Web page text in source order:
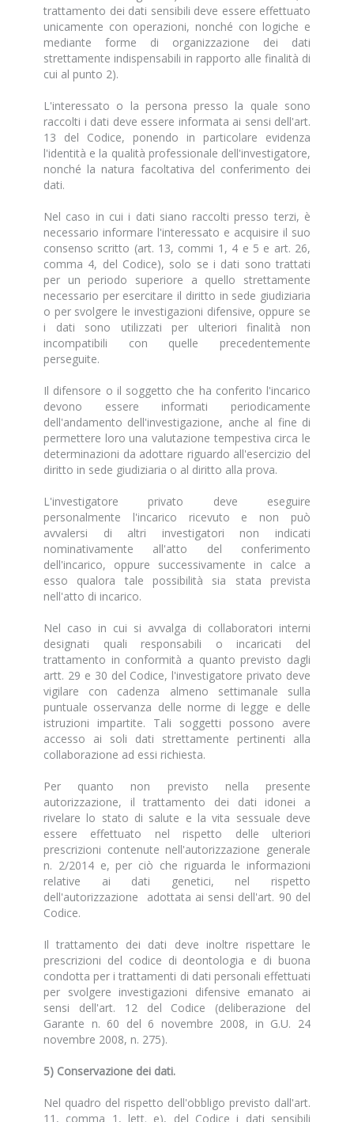
trattamento dei dati sensibili deve essere effettuato
unicamente con operazioni, nonché con logiche e
mediante forme di organizzazione dei dati
strettamente indispensabili in rapporto alle finalità di
cui al punto 2).
L'interessato o la persona presso la quale sono
raccolti i dati deve essere informata ai sensi dell'art.
13 del Codice, ponendo in particolare evidenza
l'identità e la qualità professionale dell'investigatore,
nonché la natura facoltativa del conferimento dei
dati.
Nel caso in cui i dati siano raccolti presso terzi, è
necessario informare l'interessato e acquisire il suo
consenso scritto (art. 13, commi 1, 4 e 5 e art. 26,
comma 4, del Codice), solo se i dati sono trattati
per un periodo superiore a quello strettamente
necessario per esercitare il diritto in sede giudiziaria
o per svolgere le investigazioni difensive, oppure se
i dati sono utilizzati per ulteriori finalità non
incompatibili con quelle precedentemente
perseguite.
Il difensore o il soggetto che ha conferito l'incarico
devono essere informati periodicamente
dell'andamento dell'investigazione, anche al fine di
permettere loro una valutazione tempestiva circa le
determinazioni da adottare riguardo all'esercizio del
diritto in sede giudiziaria o al diritto alla prova.
L'investigatore privato deve eseguire
personalmente l'incarico ricevuto e non può
avvalersi di altri investigatori non indicati
nominativamente all'atto del conferimento
dell'incarico, oppure successivamente in calce a
esso qualora tale possibilità sia stata prevista
nell'atto di incarico.
Nel caso in cui si avvalga di collaboratori interni
designati quali responsabili o incaricati del
trattamento in conformità a quanto previsto dagli
artt. 29 e 30 del Codice, l'investigatore privato deve
vigilare con cadenza almeno settimanale sulla
puntuale osservanza delle norme di legge e delle
istruzioni impartite. Tali soggetti possono avere
accesso ai soli dati strettamente pertinenti alla
collaborazione ad essi richiesta.
Per quanto non previsto nella presente
autorizzazione, il trattamento dei dati idonei a
rivelare lo stato di salute e la vita sessuale deve
essere effettuato nel rispetto delle ulteriori
prescrizioni contenute nell'autorizzazione generale
n. 2/2014 e, per ciò che riguarda le informazioni
relative ai dati genetici, nel rispetto
dell'autorizzazione adottata ai sensi dell'art. 90 del
Codice.
Il trattamento dei dati deve inoltre rispettare le
prescrizioni del codice di deontologia e di buona
condotta per i trattamenti di dati personali effettuati
per svolgere investigazioni difensive emanato ai
sensi dell'art. 12 del Codice (deliberazione del
Garante n. 60 del 6 novembre 2008, in G.U. 24
novembre 2008, n. 275).
5) Conservazione dei dati.
Nel quadro del rispetto dell'obbligo previsto dall'art.
11, comma 1, lett. e), del Codice i dati sensibili